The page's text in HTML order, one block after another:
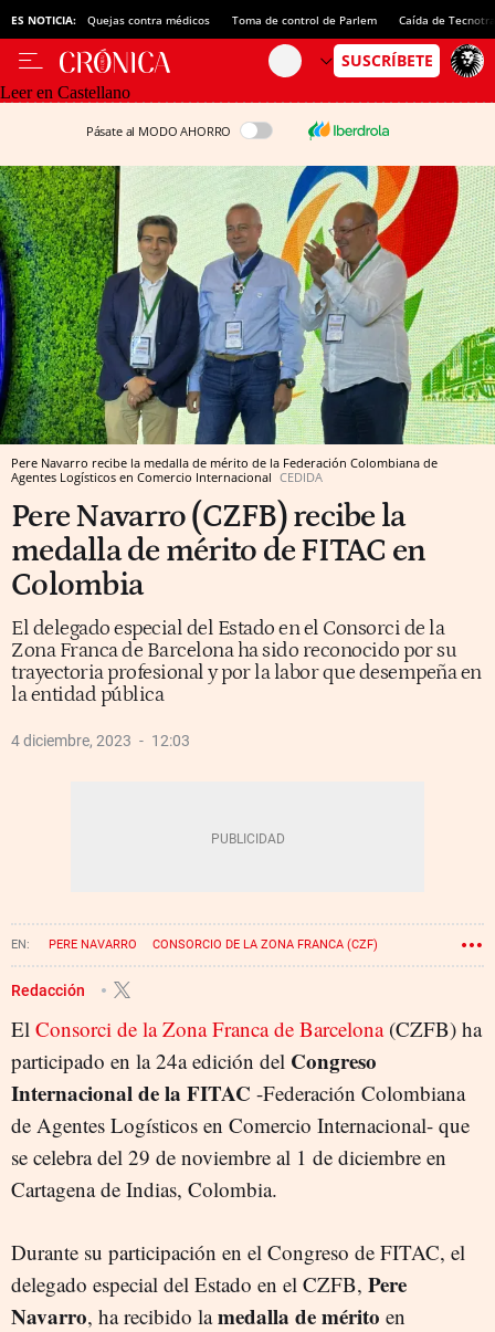
ES NOTICIA: Quejas contra médicos Toma de control de Parlem Caída de
Leer en Castellano
Pásate al MODO AHORRO
Pere Navarro recibe la medalla de mérito de la Federación Colombiana de
Agentes Logísticos en Comercio Internacional CEDIDA
Pere Navarro (CZFB) recibe la
medalla de mérito de FITAC en
Colombia
El delegado especial del Estado en el Consorci de la
Zona Franca de Barcelona ha sido reconocido por su
trayectoria profesional y por la labor que desempeña en
la entidad pública
4 diciembre, 2023 12:03
PERE NAVARRO CONSORCIO DE LA ZONA FRANCA (CZF)
Redacción
El Consorci de la Zona Franca de Barcelona(CZFB) ha
participado en la 24a edición del Congreso
Internacional de la FITAC -Federación Colombiana
de Agentes Logísticos en Comercio Internacional- que
se celebra del 29 de noviembre al 1 de diciembre en
Cartagena de Indias, Colombia.
Durante su participación en el Congreso de FITAC, el
delegado especial del Estado en el CZFB, Pere
Navarro, ha recibido lamedalla de mérito en